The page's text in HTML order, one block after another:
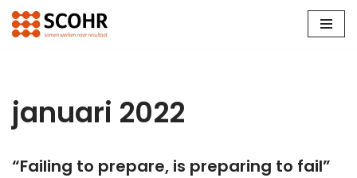
Ga
inhoud
januari 2022
“Failing to prepare, is preparing to fail”